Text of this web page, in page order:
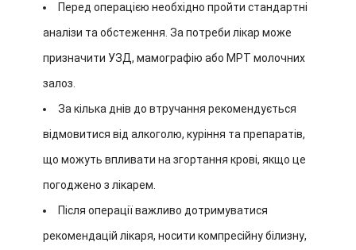
Перед операцією необхідно пройти стандартні
аналізи та обстеження. За потреби лікар може
призначити УЗД, мамографію або МРТ молочних
залоз.
За кілька днів до втручання рекомендується
відмовитися від алкоголю, куріння та препаратів,
що можуть впливати на згортання крові, якщо це
погоджено з лікарем.
Після операції важливо дотримуватися
рекомендацій лікаря, носити компресійну білизну,